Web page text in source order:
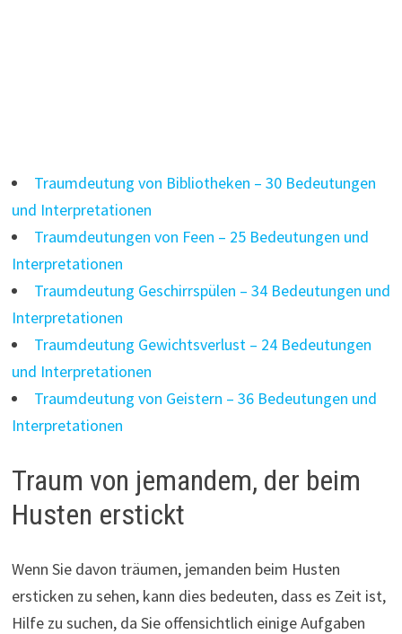
Traumdeutung von Bibliotheken – 30 Bedeutungen
und Interpretationen
Traumdeutungen von Feen – 25 Bedeutungen und
Interpretationen
Traumdeutung Geschirrspülen – 34 Bedeutungen und
Interpretationen
Traumdeutung Gewichtsverlust – 24 Bedeutungen
und Interpretationen
Traumdeutung von Geistern – 36 Bedeutungen und
Interpretationen
Traum von jemandem, der beim
Husten erstickt
Wenn Sie davon träumen, jemanden beim Husten
ersticken zu sehen, kann dies bedeuten, dass es Zeit ist,
Hilfe zu suchen, da Sie offensichtlich einige Aufgaben